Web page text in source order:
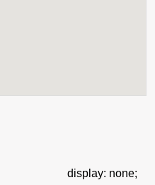
display: none;